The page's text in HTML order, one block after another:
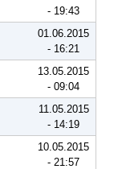
- 19:43
01.06.2015
- 16:21
13.05.2015
- 09:04
11.05.2015
- 14:19
10.05.2015
- 21:57